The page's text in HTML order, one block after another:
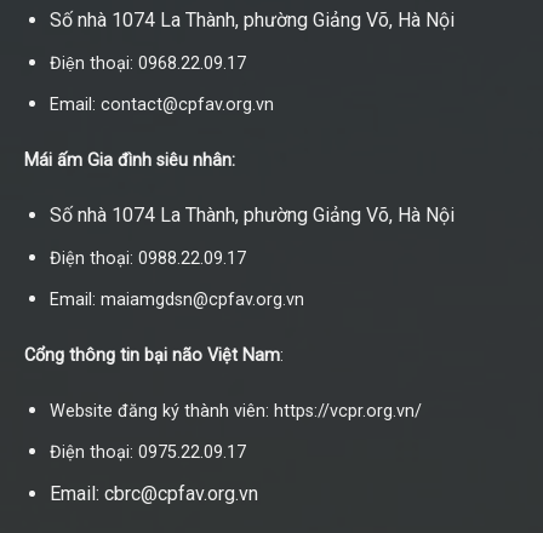
Số nhà 1074 La Thành, phường Giảng Võ, Hà Nội
Điện thoại: 0968.22.09.17
Email: contact@cpfav.org.vn
Mái ấm Gia đình siêu nhân:
Số nhà 1074 La Thành, phường Giảng Võ, Hà Nội
Điện thoại: 0988.22.09.17
Email: maiamgdsn@cpfav.org.vn
Cổng thông tin bại não Việt Nam:
Website đăng ký thành viên: https://vcpr.org.vn/
Điện thoại: 0975.22.09.17
Email: cbrc@cpfav.org.vn